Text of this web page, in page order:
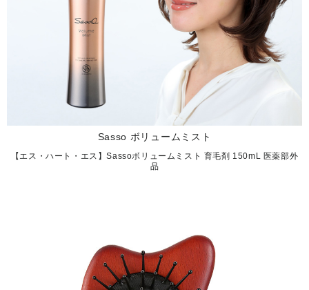
Sasso ボリュームミスト
【エス・ハート・エス】Sassoボリュームミスト 育毛剤 150mL 医薬部外
品